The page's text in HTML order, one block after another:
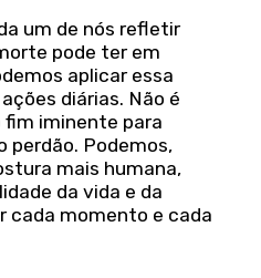
um de nós refletir
pode ter em
aplicar essa
diárias. Não é
fim iminente para
perdão. Podemos,
mais humana,
da vida e da
cada momento e cada